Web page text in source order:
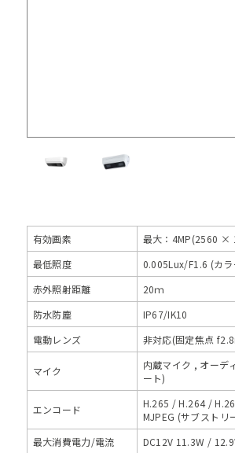
有効画素
最大：4MP(2560 ×
最低照度
0.005Lux/F1.6 (カラ
赤外照射距離
20ｍ
防水防塵
IP67/IK10
電動レンズ
非対応(固定焦点
マイク
内蔵マイク , オーデ
ート)
エンコード
H.265 / H.264 /
MJPEG (サブストリ
最大消費電力/電流
DC12V 11.3W /